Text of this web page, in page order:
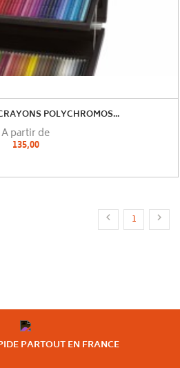
POLYCHROMOS...
A partir de
135,00
 1 
PARTOUT EN FRANCE